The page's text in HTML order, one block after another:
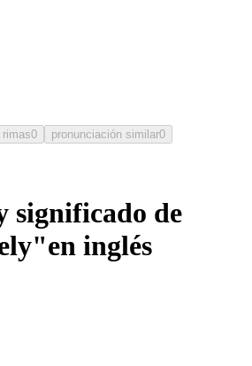
rimas0 pronunciación similar0
significado de
inglés